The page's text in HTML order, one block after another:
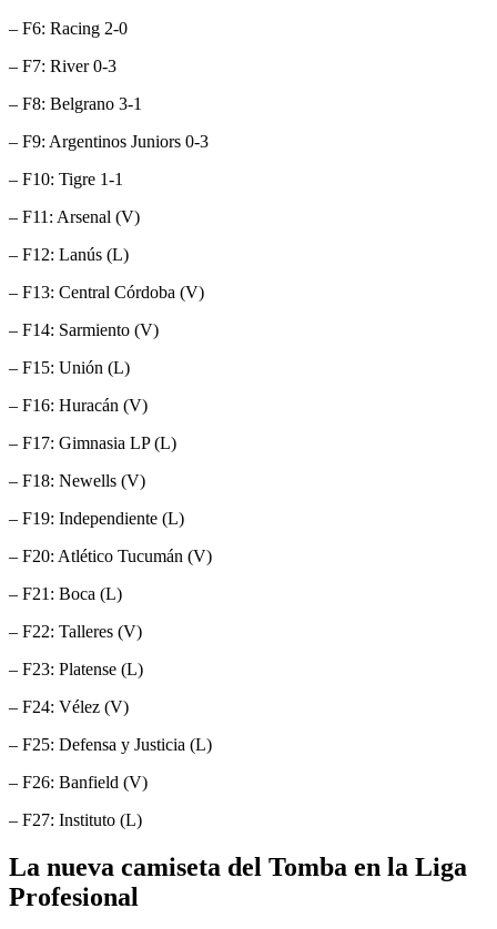
– F6: Racing 2-0
– F7: River 0-3
– F8: Belgrano 3-1
– F9: Argentinos Juniors 0-3
– F10: Tigre 1-1
– F11: Arsenal (V)
– F12: Lanús (L)
– F13: Central Córdoba (V)
– F14: Sarmiento (V)
– F15: Unión (L)
– F16: Huracán (V)
– F17: Gimnasia LP (L)
– F18: Newells (V)
– F19: Independiente (L)
– F20: Atlético Tucumán (V)
– F21: Boca (L)
– F22: Talleres (V)
– F23: Platense (L)
– F24: Vélez (V)
– F25: Defensa y Justicia (L)
– F26: Banfield (V)
– F27: Instituto (L)
La nueva camiseta del Tomba en la Liga
Profesional